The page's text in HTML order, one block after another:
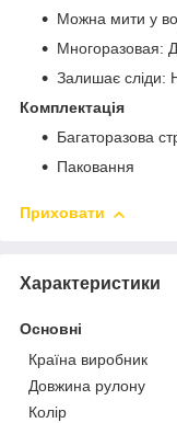
Можна мити у
Многоразовая:
Залишає сліди:
Комплектація
Багаторазова
Паковання
Приховати
Характеристики
Основні
Країна виробник
Довжина рулону
Колір